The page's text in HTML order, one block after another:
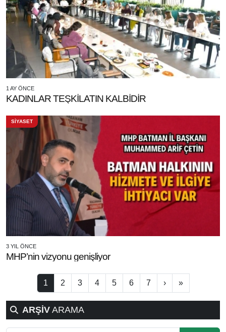
1 AY ÖNCE
KADINLAR TEŞKİLATIN KALBİDİR
SİYASET
3 YIL ÖNCE
MHP’nin vizyonu genişliyor
1 2 3 4 5 6 7 › »
ARŞİV ARAMA